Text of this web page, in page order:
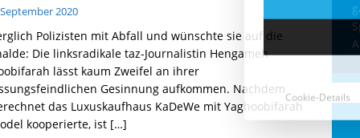
2020
Polizisten mit Abfall und wünschte sie auf die
Die linksradikale taz-Journalistin Hengameh
lässt kaum Zweifel an ihrer
Gesinnung aufkommen. Nachdem
das Luxuskaufhaus KaDeWe mit Yaghoobifarah
kooperierte, ist […]